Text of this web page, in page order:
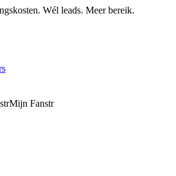
Wél leads. Meer bereik.
Mijn Fanstr